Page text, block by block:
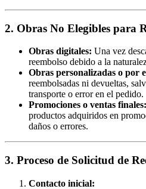
2. Obras No Elegibles para
Obras digitales: Una vez
reembolso debido a la
Obras personalizadas o por
reembolsadas ni devueltas,
transporte o error en el pedido.
Promociones o ventas finales:
productos adquiridos en
daños o errores.
3. Proceso de Solicitud de
Contacto inicial: